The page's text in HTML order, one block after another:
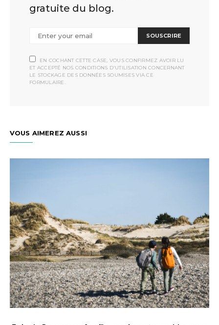
gratuite du blog.
SOUSCRIRE
EN COCHANT CETTE CASE, VOUS CONFIRMEZ AVOIR LU
ET ACCEPTÉ NOS CONDITIONS D'UTILISATION CONCERNANT
LE STOCKAGE DES DONNÉES SOUMISES VIA CE
FORMULAIRE.
VOUS AIMEREZ AUSSI